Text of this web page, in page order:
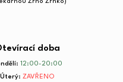
Zrno Zrnko)
doba
: 12:00-20:00
Úterý: ZAVŘENO